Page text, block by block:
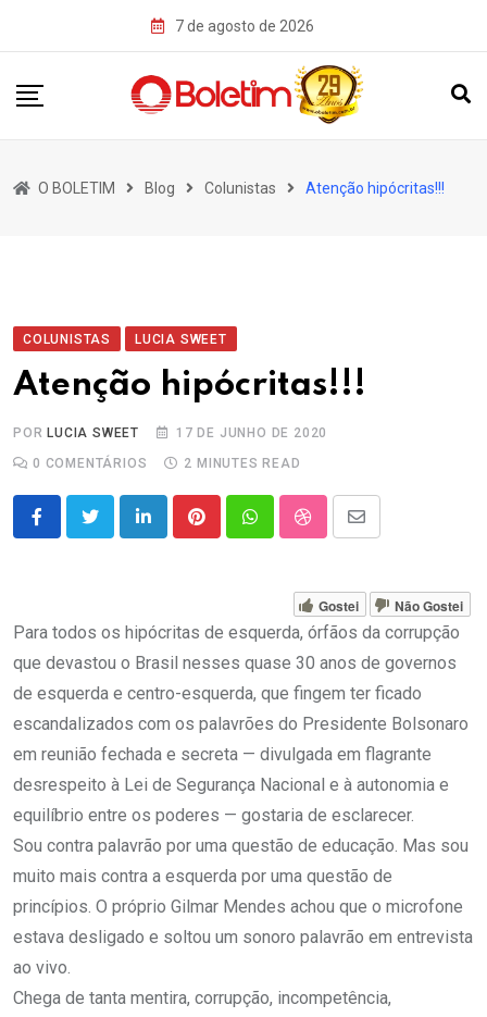
7 de agosto de 2026
O BOLETIM Blog Colunistas Atenção hipócritas!!!
COLUNISTAS LUCIA SWEET
Atenção hipócritas!!!
POR LUCIA SWEET
17 DE JUNHO DE 2020
0 COMENTÁRIOS 2 MINUTES READ
LinkedInPinterestWhatsappStumbleUpon
Share
Email
Gostei Não Gostei
Para todos os hipócritas de esquerda, órfãos da corrupção
que devastou o Brasil nesses quase 30 anos de governos
de esquerda e centro-esquerda, que fingem ter ficado
escandalizados com os palavrões do Presidente Bolsonaro
em reunião fechada e secreta — divulgada em flagrante
desrespeito à Lei de Segurança Nacional e à autonomia e
equilíbrio entre os poderes — gostaria de esclarecer.
Sou contra palavrão por uma questão de educação. Mas sou
muito mais contra a esquerda por uma questão de
princípios. O próprio Gilmar Mendes achou que o microfone
estava desligado e soltou um sonoro palavrão em entrevista
ao vivo.
Chega de tanta mentira, corrupção, incompetência,